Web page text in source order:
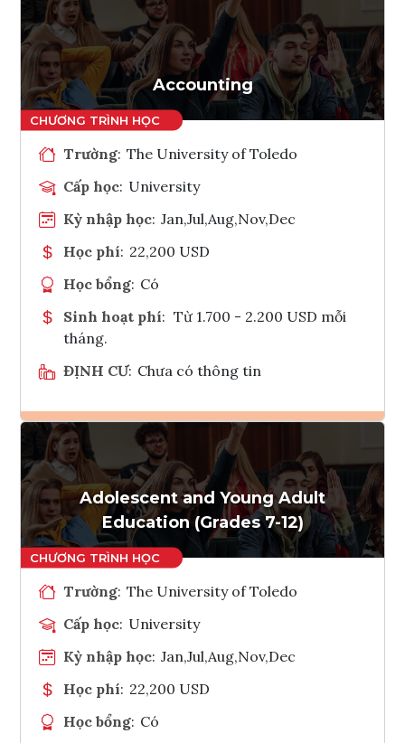
Ghi danh
Tham vấn Interlink
Accounting
Trường: The University of Toledo
Cấp học: University
Kỳ nhập học: Jan,Jul,Aug,Nov,Dec
Học phí: 22,200 USD
Học bổng: Có
Sinh hoạt phí: Từ 1.700 - 2.200 USD mỗi
tháng.
ĐỊNH CƯ: Chưa có thông tin
Ghi danh
Tham vấn Interlink
Adolescent and Young Adult
Education (Grades 7-12)
Trường: The University of Toledo
Cấp học: University
Kỳ nhập học: Jan,Jul,Aug,Nov,Dec
Học phí: 22,200 USD
Học bổng: Có